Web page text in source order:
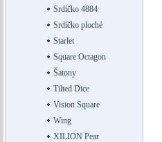
Srdíčko 4884
Srdíčko ploché
Starlet
Square Octagon
Šatony
Tilted Dice
Vision Square
Wing
XILION Pear